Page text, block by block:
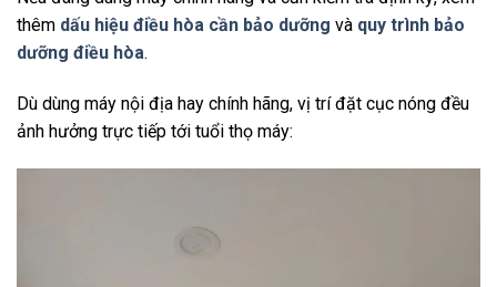
thêm dấu hiệu điều hòa cần bảo dưỡng và quy trình bảo
dưỡng điều hòa.
Dù dùng máy nội địa hay chính hãng, vị trí đặt cục nóng đều
ảnh hưởng trực tiếp tới tuổi thọ máy: